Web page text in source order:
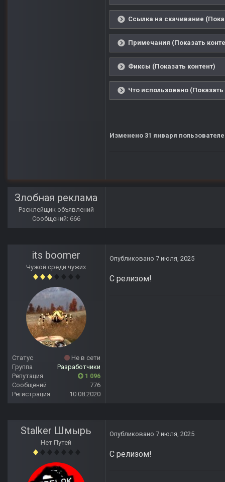
Ссылка на скачивание
Примечания (Показать
Фиксы (Показать контент)
Что использовано (Показать
Изменено 31 января
Злобная реклама
Расклейщик объявлений
Сообщений: 666
its boomer
Чужой среди чужих
Статус
Не в сети
Группа
Разработчики
Репутация
1 096
Сообщений
776
Регистрация
10.08.2020
Опубликовано 7 июля, 2025
С релизом!
Stalker Шмырь
Нет Путей
Опубликовано 7 июля, 2025
С релизом!